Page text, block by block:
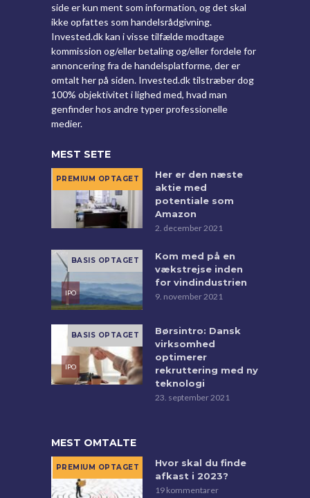
side er kun ment som information, og det skal
ikke opfattes som handelsrådgivning.
Invested.dk kan i visse tilfælde modtage
kommission og/eller betaling og/eller fordele for
annoncering fra de handelsplatforme, der er
omtalt her på siden. Invested.dk tilstræber dog
100% objektivitet i lighed med, hvad man
genfinder hos andre typer professionelle
medier.
MEST SETE
Her er den næste
aktie med
potentiale som
Amazon
2. december 2021
Kom med på en
vækstrejse inden
for vindindustrien
9. november 2021
Børsintro: Dansk
virksomhed
optimerer
rekruttering med ny
teknologi
23. september 2021
MEST OMTALTE
Hvor skal du finde
afkast i 2023?
19 kommentarer